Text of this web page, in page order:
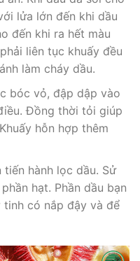
lửa lớn đến khi dầu
đến khi ra hết màu
liên tục khuấy đều
làm cháy dầu.
bóc vỏ, đập dập vào
Đồng thời tỏi giúp
hỗn hợp thêm
hành lọc dầu. Sử
hạt. Phần dầu bạn
có nắp đậy và để